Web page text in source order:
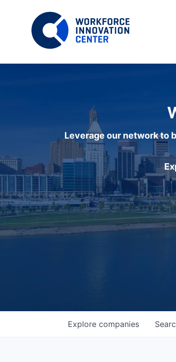
Leverage our network to
Explore companies